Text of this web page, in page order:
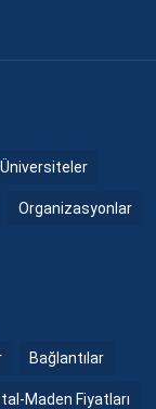
Üniversiteler
Organizasyonlar
Bağlantılar
Maden Fiyatları